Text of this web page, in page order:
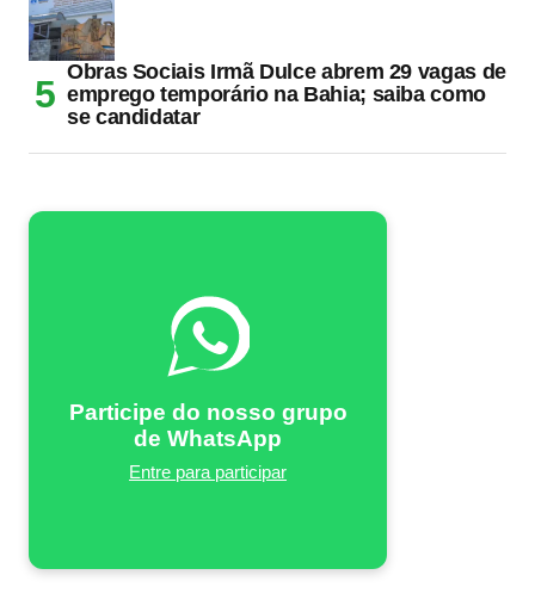
Obras Sociais Irmã Dulce abrem 29 vagas de
emprego temporário na Bahia; saiba como
se candidatar
Participe do nosso grupo
de WhatsApp
Entre para participar